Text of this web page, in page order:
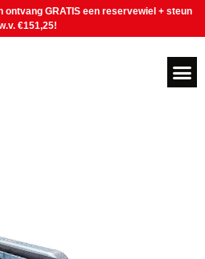
ontvang GRATIS een reservewiel + steun
€151,25!